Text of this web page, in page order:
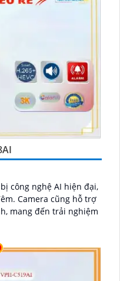
công nghệ AI hiện đại,
trợ
mang đến trải nghiệm